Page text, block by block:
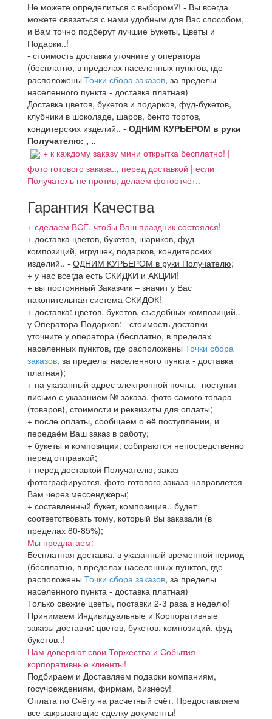
Не можете определиться с выбором?! - Вы всегда
можете связаться с нами удобным для Вас способом,
и Вам точно подберут лучшие Букеты, Цветы и
Подарки..!
- стоимость доставки уточните у оператора
(бесплатно, в пределах населенных пунктов, где
расположены Точки сбора заказов, за пределы
населенного пункта - доставка платная)
Доставка цветов, букетов и подарков, фуд-букетов,
клубники в шоколаде, шаров, бенто тортов,
кондитерских изделий.. - ОДНИМ КУРЬЕРОМ в руки
Получателю: , ..
+ к каждому заказу мини открытка бесплатно! |
фото готового заказа.., перед доставкой | если
Получатель не против, делаем фотоотчёт..
Гарантия Качества
+ сделаем ВСЁ, чтобы Ваш праздник состоялся!
+ доставка цветов, букетов, шариков, фуд
композиций, игрушек, подарков, кондитерских
изделий.. - ОДНИМ КУРЬЕРОМ в руки Получателю;
+ у нас всегда есть СКИДКИ и АКЦИИ!
+ вы постоянный Заказчик – значит у Вас
накопительная система СКИДОК!
+ доставка: цветов, букетов, съедобных композиций..
у Оператора Подарков: - стоимость доставки
уточните у оператора (бесплатно, в пределах
населенных пунктов, где расположены Точки сбора
заказов, за пределы населенного пункта - доставка
платная);
+ на указанный адрес электронной почты,- поступит
письмо с указанием № заказа, фото самого товара
(товаров), стоимости и реквизиты для оплаты;
+ после оплаты, сообщаем о её поступлении, и
передаём Ваш заказ в работу;
+ букеты и композиции, собираются непосредственно
перед отправкой;
+ перед доставкой Получателю, заказ
фотографируется, фото готового заказа направлется
Вам через мессенджеры;
+ составленный букет, композиция.. будет
соответствовать тому, который Вы заказали (в
пределах 80-85%);
Мы предлагаем:
Бесплатная доставка, в указанный временной период
(бесплатно, в пределах населенных пунктов, где
расположены Точки сбора заказов, за пределы
населенного пункта - доставка платная)
Только свежие цветы, поставки 2-3 раза в неделю!
Принимаем Индивидуальные и Корпоративные
заказы доставки: цветов, букетов, композиций, фуд-
букетов..!
Нам доверяют свои Торжества и События
корпоративные клиенты!
Подбираем и Доставляем подарки компаниям,
госучреждениям, фирмам, бизнесу!
Оплата по Счёту на расчетный счёт. Предоставляем
все закрывающие сделку документы!